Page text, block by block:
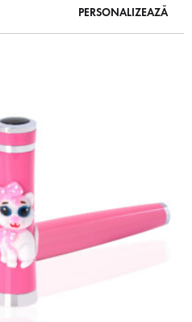
PERSONALIZEAZĂ